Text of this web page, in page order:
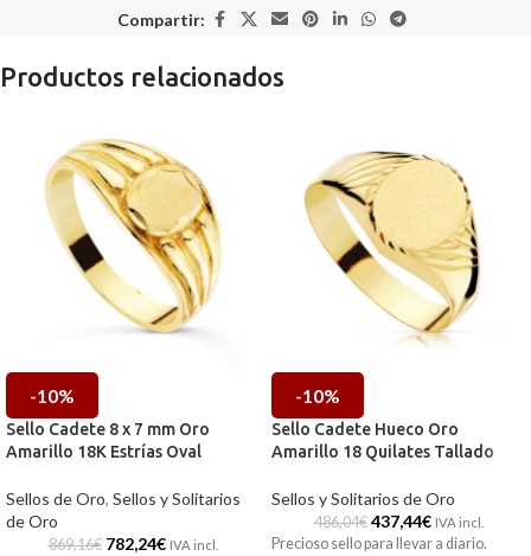
Compartir:
Productos relacionados
-10%
Sello Cadete 8 x 7 mm Oro
Amarillo 18K Estrías Oval
Sellos de Oro, Sellos y Solitarios
de Oro
869,16€ 782,24€ IVA incl.
-10%
Sello Cadete Hueco Oro
Amarillo 18 Quilates Tallado
Sellos y Solitarios de Oro
486,04€ 437,44€ IVA incl.
Precioso sello para llevar a diario.